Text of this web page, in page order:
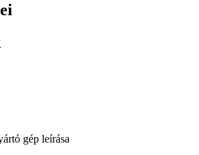
gép leírása